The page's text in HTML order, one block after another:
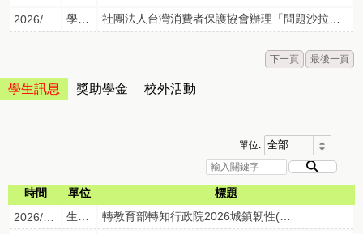
2026/08/04
學務處 社團法人台灣消費者保護協會辦理「問題沙拉油校園團體訴訟」相關訊息
下一頁 最後一頁
學生訊息 獎助學金 校外活動
單位:
時間 單位
標題
2026/08/05
生輔組
轉教育部轉知行政院2026城鎮韌性(防空)演習規劃表，請本校教職員工、學生、家長，確實遵守居住所縣市防空演練時間，以提升防空避難知能。